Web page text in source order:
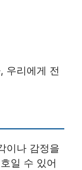
우리에게 전
이나 감정을
일 수 있어